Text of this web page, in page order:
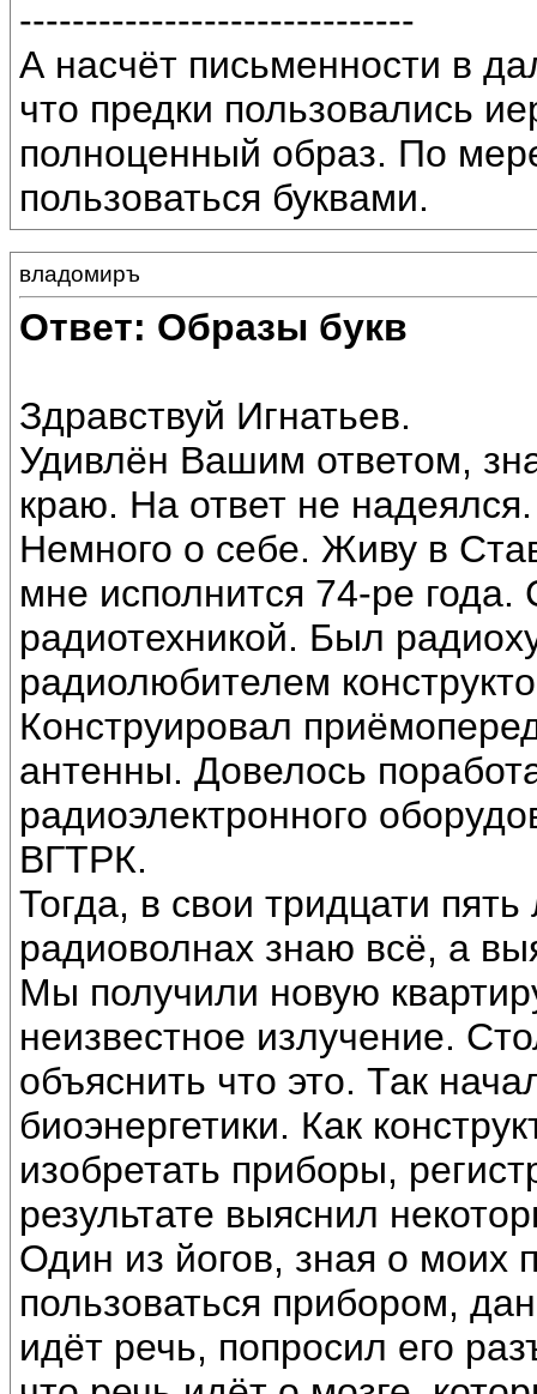
------------------------------
А насчёт письменности в
что предки пользовались
полноценный образ. По
пользоваться буквами.
владомиръ
Ответ: Образы букв
Здравствуй Игнатьев.
Удивлён Вашим ответом,
краю. На ответ не надеялся.
Немного о себе. Живу в
мне исполнится 74-ре года.
радиотехникой. Был
радиолюбителем
Конструировал
антенны. Довелось
радиоэлектронного
ВГТРК.
Тогда, в свои тридцати
радиоволнах знаю всё, а
Мы получили новую
неизвестное излучение.
объяснить что это. Так
биоэнергетики. Как
изобретать приборы,
результате выяснил
Один из йогов, зная о моих
пользоваться прибором,
идёт речь, попросил его